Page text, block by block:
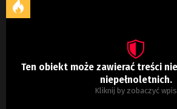
Ten obiekt może zawierać treści
niepełnoletnich.
Kliknij by zobaczyć wpis